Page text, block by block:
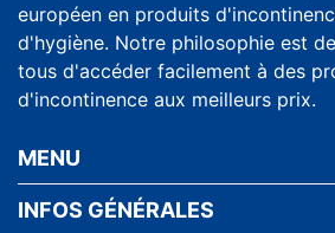
européen en produits
d'hygiène. Notre philosophie est
tous d'accéder facilement à des
d'incontinence aux meilleurs prix.
MENU
INFOS GÉNÉRALES